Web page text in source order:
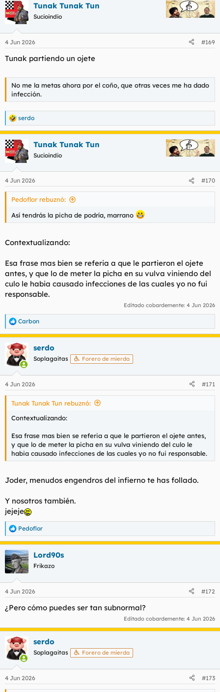
c
c
i
e
:
Tunak Tunak Tun
Sucioindio
4 Jun 2026 #169
Tunak partiendo un ojete
No me la metas ahora por el coño, que otras veces me ha dado
infección.
R
e
a
c
c
i
e
s
serdo
Tunak Tunak Tun
Sucioindio
4 Jun 2026 #170
Pedoflor rebuznó:
Así tendrás la picha de podría, marrano
Contextualizando:
Esa frase mas bien se referia a que le partieron el ojete
antes, y que lo de meter la picha en su vulva viniendo del
culo le habia causado infecciones de las cuales yo no fui
responsable.
Editado cobardemente: 4 Jun 2026
R
e
a
c
c
i
e
s
Carbon
serdo
Soplagaitas Forero de mierda
4 Jun 2026 #171
Tunak Tunak Tun rebuznó:
Contextualizando:
Esa frase mas bien se referia a que le partieron el ojete antes,
y que lo de meter la picha en su vulva viniendo del culo le
habia causado infecciones de las cuales yo no fui responsable.
Joder, menudos engendros del infierno te has follado.
Y nosotros también.
jejeje
R
e
a
c
c
i
e
:
Pedoflor
Lord90s
Frikazo
4 Jun 2026 #172
¿Pero cómo puedes ser tan subnormal?
Editado cobardemente: 4 Jun 2026
serdo
Soplagaitas Forero de mierda
4 Jun 2026 #173